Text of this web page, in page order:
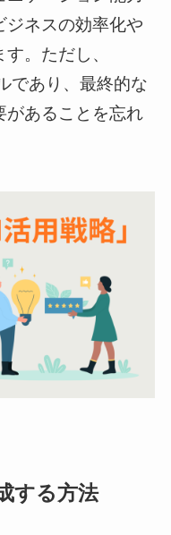
ジネスの効率化や
。ただし、
であり、最終的な
があることを忘れ
する方法